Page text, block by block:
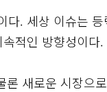
다. 세상 이슈는 등
적인 방향성이다.
론 새로운 시장으